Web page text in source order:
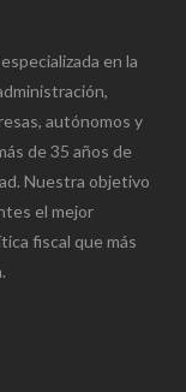
en la
autónomos y
de 35 años de
Nuestra objetivo
el mejor
fiscal que más